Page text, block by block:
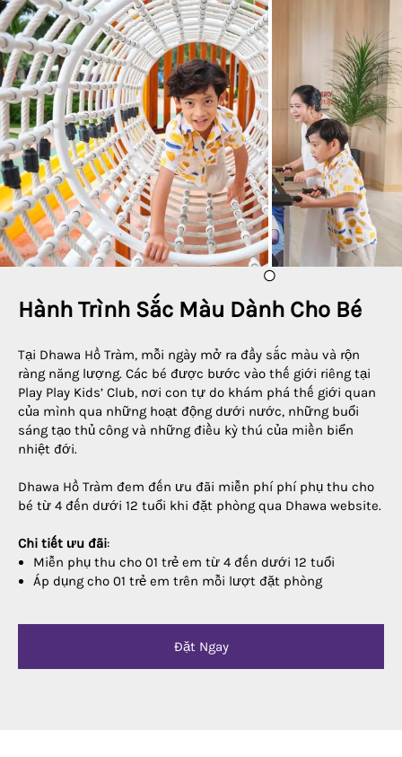
Hành Trình Sắc Màu Dành Cho Bé
Tại Dhawa Hồ Tràm, mỗi ngày mở ra đầy sắc màu và rộn
ràng năng lượng. Các bé được bước vào thế giới riêng tại
Play Play Kids’ Club, nơi con tự do khám phá thế giới quan
của mình qua những hoạt động dưới nước, những buổi
sáng tạo thủ công và những điều kỳ thú của miền biển
nhiệt đới.
Dhawa Hồ Tràm đem đến ưu đãi miễn phí phí phụ thu cho
bé từ 4 đến dưới 12 tuổi khi đặt phòng qua Dhawa website.
Chi tiết ưu đãi:
Miễn phụ thu cho 01 trẻ em từ 4 đến dưới 12 tuổi
Áp dụng cho 01 trẻ em trên mỗi lượt đặt phòng
Đặt Ngay